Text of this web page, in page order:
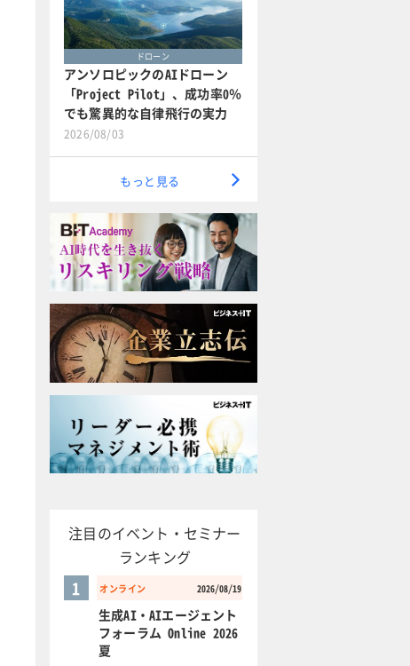
ドローン
アンソロピックのAIドローン
「Project Pilot」、成功率0％
でも驚異的な自律飛行の実力
2026/08/03
もっと見る
注目のイベント・セミナー
ランキング
オンライン 2026/08/19
1
生成AI・AIエージェント
フォーラム Online 2026
夏